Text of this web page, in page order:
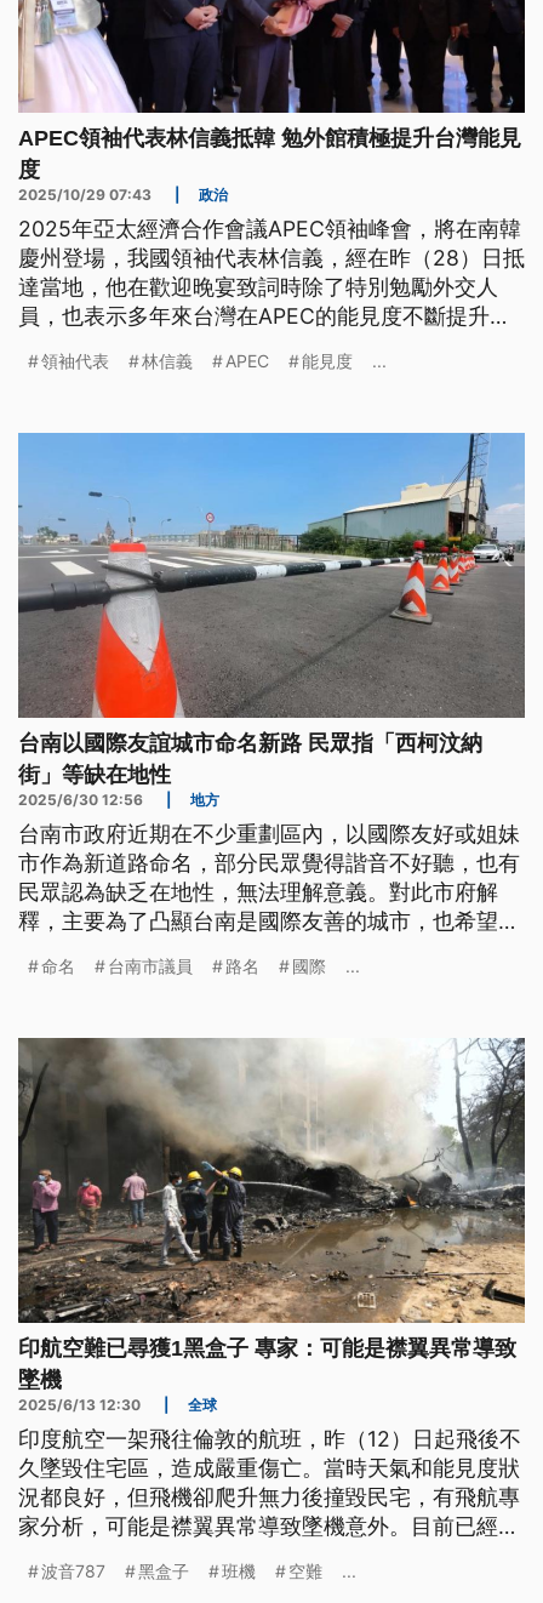
APEC領袖代表林信義抵韓 勉外館積極提升台灣能見
度
2025/10/29 07:43 政治
2025年亞太經濟合作會議APEC領袖峰會，將在南韓
慶州登場，我國領袖代表林信義，經在昨（28）日抵
達當地，他在歡迎晚宴致詞時除了特別勉勵外交人
員，也表示多年來台灣在APEC的能見度不斷提升，
領袖代表 林信義 APEC 能見度 ...
台南以國際友誼城市命名新路 民眾指「西柯汶納
街」等缺在地性
2025/6/30 12:56 地方
台南市政府近期在不少重劃區內，以國際友好或姐妹
市作為新道路命名，部分民眾覺得諧音不好聽，也有
民眾認為缺乏在地性，無法理解意義。對此市府解
釋，主要為了凸顯台南是國際友善的城市，也希望能
作為日後道路命名時參酌。
命名 台南市議員 路名 國際 ...
印航空難已尋獲1黑盒子 專家：可能是襟翼異常導致
墜機
2025/6/13 12:30 全球
印度航空一架飛往倫敦的航班，昨（12）日起飛後不
久墜毀住宅區，造成嚴重傷亡。當時天氣和能見度狀
況都良好，但飛機卻爬升無力後撞毀民宅，有飛航專
家分析，可能是襟翼異常導致墜機意外。目前已經尋
波音787 黑盒子 班機 空難 ...